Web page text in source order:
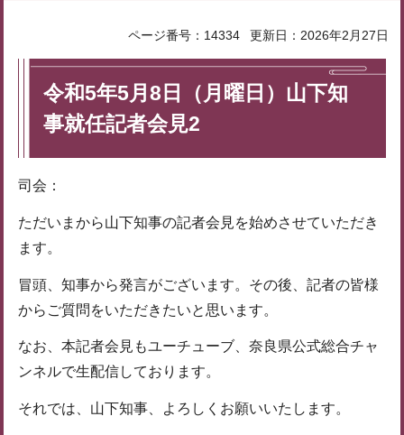
ページ番号：14334 更新日：2026年2月27日
令和5年5月8日（月曜日）山下知
事就任記者会見2
司会：
ただいまから山下知事の記者会見を始めさせていただき
ます。
冒頭、知事から発言がございます。その後、記者の皆様
からご質問をいただきたいと思います。
なお、本記者会見もユーチューブ、奈良県公式総合チャ
ンネルで生配信しております。
それでは、山下知事、よろしくお願いいたします。